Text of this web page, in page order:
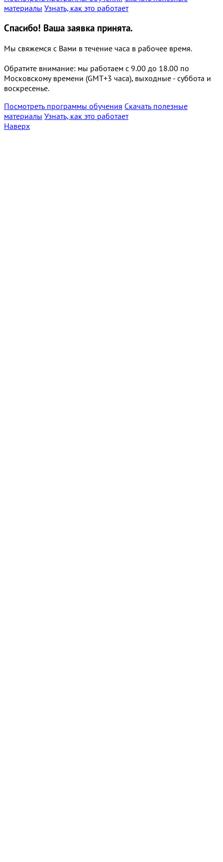
материалы Узнать, как это работает
Спасибо! Ваша заявка принята.
Мы свяжемся с Вами в течение часа в рабочее время.
Обратите внимание: мы работаем с 9.00 до 18.00 по
Московскому времени (GMT+3 часа), выходные - суббота и
воскресенье.
Посмотреть программы обучения Скачать полезные
материалы Узнать, как это работает
Наверх